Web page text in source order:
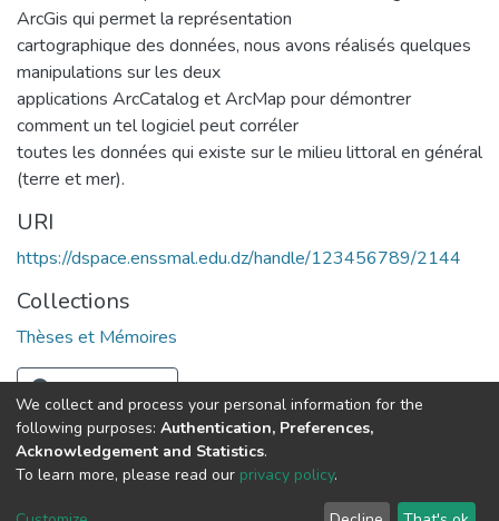
ArcGis qui permet la représentation
cartographique des données, nous avons réalisés quelques
manipulations sur les deux
applications ArcCatalog et ArcMap pour démontrer
comment un tel logiciel peut corréler
toutes les données qui existe sur le milieu littoral en général
(terre et mer).
URI
https://dspace.enssmal.edu.dz/handle/123456789/2144
Collections
Thèses et Mémoires
Full item page
© 2025 ENSSMAL – Tous droits réservés.
We collect and process your personal information for the
following purposes: Authentication, Preferences,
Acknowledgement and Statistics.
To learn more, please read our privacy policy.